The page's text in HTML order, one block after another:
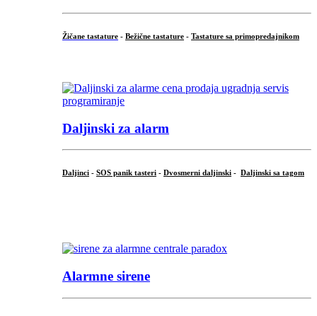
Žičane tastature - Bežične tastature - Tastature sa primopredajnikom
Daljinski za alarm
Daljinci - SOS panik tasteri - Dvosmerni daljinski - Daljinski sa tagom
Alarmne sirene